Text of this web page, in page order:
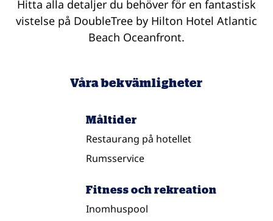
Hitta alla detaljer du behöver för en fantastisk
vistelse på DoubleTree by Hilton Hotel Atlantic
Beach Oceanfront.
Våra bekvämligheter
Måltider
Restaurang på hotellet
Rumsservice
Fitness och rekreation
Inomhuspool